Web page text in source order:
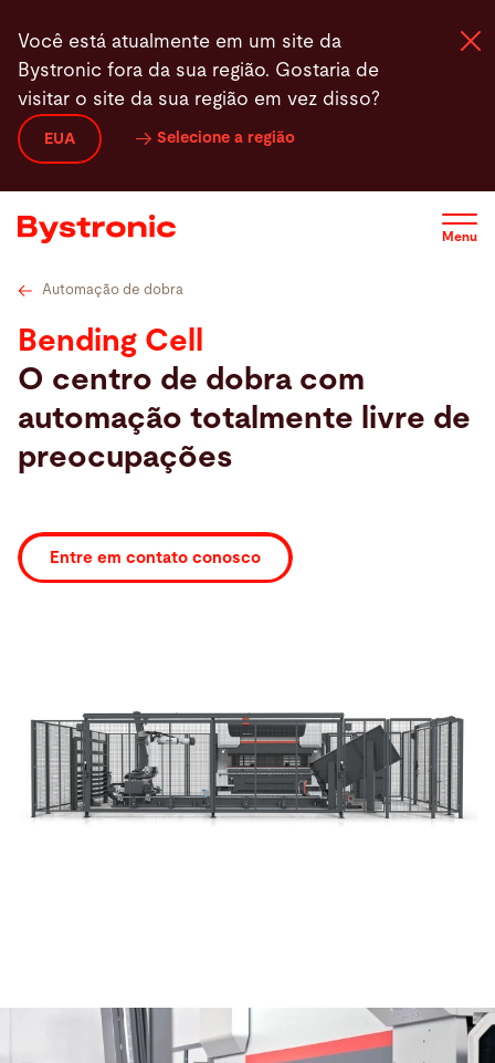
para
conteúdo
principal
Você está atualmente em um site da
Bystronic fora da sua região. Gostaria de
visitar o site da sua região em vez disso?
EUA Selecione a região
Menu
Máquinas e software
Serviços
Aplicações
Sala de imprensa
A empresa
Buscar
Software
Automação de dobra
Bending Cell
O centro de dobra com
automação totalmente livre de
preocupações
Entre em contato conosco